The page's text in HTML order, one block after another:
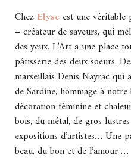
Chez Elyse est une véritable
– créateur de saveurs, qui
des yeux. L’Art a une place
pâtisserie des deux soeurs.
marseillais Denis Nayrac qui
de Sardine, hommage à
décoration féminine et
bois, du métal, de gros
expositions d’artistes… Une
beau, du bon et de l’amour …